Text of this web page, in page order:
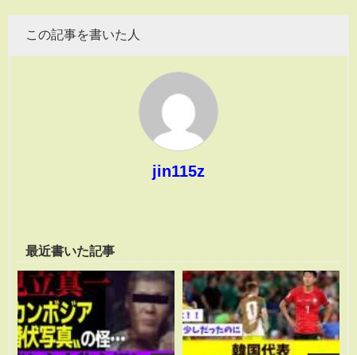
この記事を書いた人
jin115z
最近書いた記事